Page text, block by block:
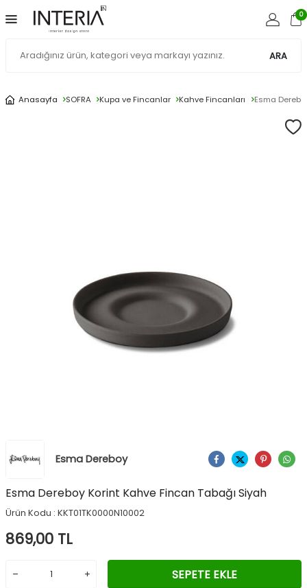
ARA
0
Anasayfa SOFRA Kupa ve Fincanlar Kahve Fincanları Esma
Esma Dereboy Ürünü Paylaş
Esma Dereboy Korint Kahve Fincan Tabağı Siyah
Ürün Kodu : KKT01TK0000N10002
869,00 TL
SEPETE EKLE